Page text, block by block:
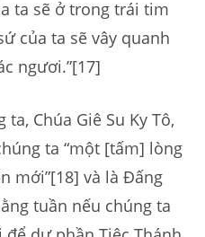
ta sẽ ở trong trái tim
của ta sẽ vây quanh
ngươi.”[17]
Chúa Giê Su Ky Tô,
ta “một [tấm] lòng
mới”[18] và là Đấng
tuần nếu chúng ta